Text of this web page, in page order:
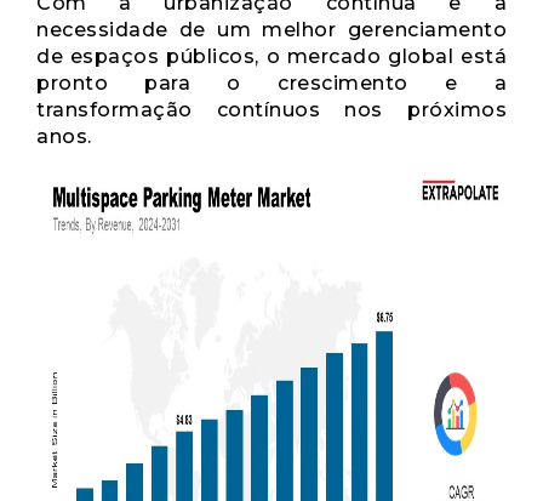
necessidade de um melhor gerenciamento
de espaços públicos, o mercado global está
pronto para o crescimento e a
transformação contínuos nos próximos
anos.